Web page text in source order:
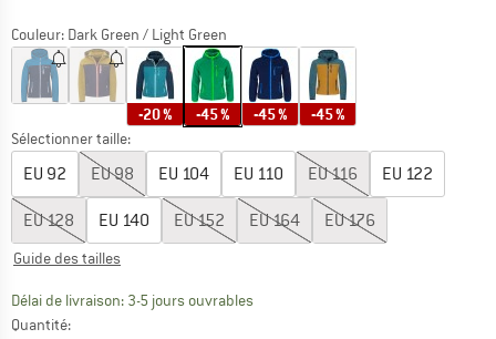
Couleur: Dark Green / Light Green
-20 % -45 % -45 % -45 %
Sélectionner taille:
EU 92 EU98 EU 104 EU 110 EU116 EU 122
EU128 EU 140 EU152 EU164 EU176
Guide des tailles
Délai de livraison: 3-5 jours ouvrablesLe lien s'ouvre dans une boîte
Quantité: